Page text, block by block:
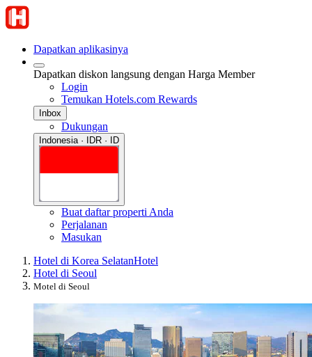
Dapatkan aplikasinya
Dapatkan diskon langsung dengan Harga Member
Login
Temukan Hotels.com Rewards
Inbox
Dukungan
Indonesia · IDR · ID
Buat daftar properti Anda
Perjalanan
Masukan
Hotel di Korea SelatanHotel
Hotel di Seoul
Motel di Seoul